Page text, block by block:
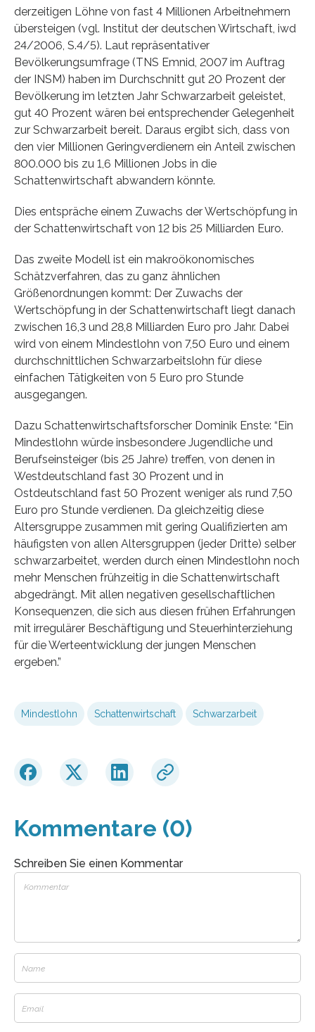
derzeitigen Löhne von fast 4 Millionen Arbeitnehmern
übersteigen (vgl. Institut der deutschen Wirtschaft, iwd
24/2006, S.4/5). Laut repräsentativer
Bevölkerungsumfrage (TNS Emnid, 2007 im Auftrag
der INSM) haben im Durchschnitt gut 20 Prozent der
Bevölkerung im letzten Jahr Schwarzarbeit geleistet,
gut 40 Prozent wären bei entsprechender Gelegenheit
zur Schwarzarbeit bereit. Daraus ergibt sich, dass von
den vier Millionen Geringverdienern ein Anteil zwischen
800.000 bis zu 1,6 Millionen Jobs in die
Schattenwirtschaft abwandern könnte.
Dies entspräche einem Zuwachs der Wertschöpfung in
der Schattenwirtschaft von 12 bis 25 Milliarden Euro.
Das zweite Modell ist ein makroökonomisches
Schätzverfahren, das zu ganz ähnlichen
Größenordnungen kommt: Der Zuwachs der
Wertschöpfung in der Schattenwirtschaft liegt danach
zwischen 16,3 und 28,8 Milliarden Euro pro Jahr. Dabei
wird von einem Mindestlohn von 7,50 Euro und einem
durchschnittlichen Schwarzarbeitslohn für diese
einfachen Tätigkeiten von 5 Euro pro Stunde
ausgegangen.
Dazu Schattenwirtschaftsforscher Dominik Enste: “Ein
Mindestlohn würde insbesondere Jugendliche und
Berufseinsteiger (bis 25 Jahre) treffen, von denen in
Westdeutschland fast 30 Prozent und in
Ostdeutschland fast 50 Prozent weniger als rund 7,50
Euro pro Stunde verdienen. Da gleichzeitig diese
Altersgruppe zusammen mit gering Qualifizierten am
häufigsten von allen Altersgruppen (jeder Dritte) selber
schwarzarbeitet, werden durch einen Mindestlohn noch
mehr Menschen frühzeitig in die Schattenwirtschaft
abgedrängt. Mit allen negativen gesellschaftlichen
Konsequenzen, die sich aus diesen frühen Erfahrungen
mit irregulärer Beschäftigung und Steuerhinterziehung
für die Werteentwicklung der jungen Menschen
ergeben.”
Mindestlohn Schattenwirtschaft Schwarzarbeit
Kommentare (0)
Schreiben Sie einen Kommentar